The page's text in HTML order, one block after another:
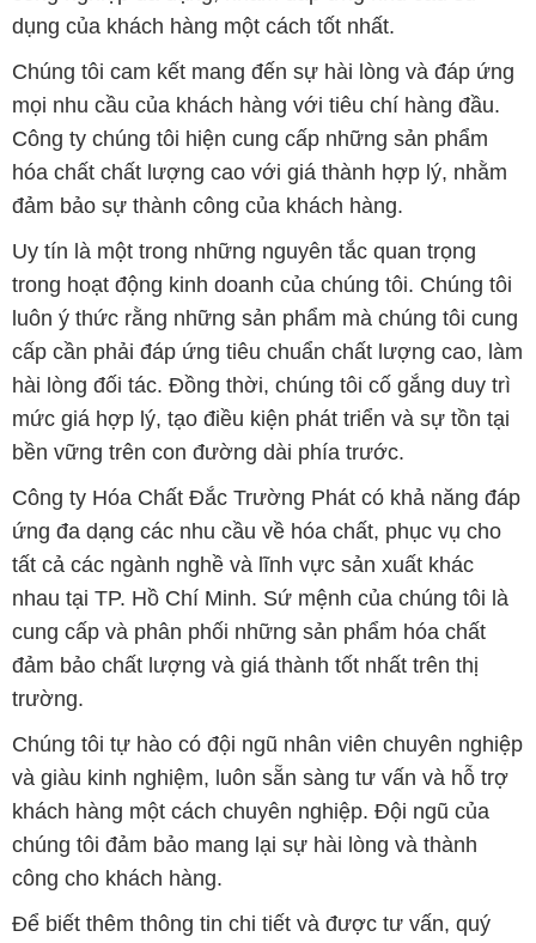
dụng của khách hàng một cách tốt nhất.
Chúng tôi cam kết mang đến sự hài lòng và đáp ứng
mọi nhu cầu của khách hàng với tiêu chí hàng đầu.
Công ty chúng tôi hiện cung cấp những sản phẩm
hóa chất chất lượng cao với giá thành hợp lý, nhằm
đảm bảo sự thành công của khách hàng.
Uy tín là một trong những nguyên tắc quan trọng
trong hoạt động kinh doanh của chúng tôi. Chúng tôi
luôn ý thức rằng những sản phẩm mà chúng tôi cung
cấp cần phải đáp ứng tiêu chuẩn chất lượng cao, làm
hài lòng đối tác. Đồng thời, chúng tôi cố gắng duy trì
mức giá hợp lý, tạo điều kiện phát triển và sự tồn tại
bền vững trên con đường dài phía trước.
Công ty Hóa Chất Đắc Trường Phát có khả năng đáp
ứng đa dạng các nhu cầu về hóa chất, phục vụ cho
tất cả các ngành nghề và lĩnh vực sản xuất khác
nhau tại TP. Hồ Chí Minh. Sứ mệnh của chúng tôi là
cung cấp và phân phối những sản phẩm hóa chất
đảm bảo chất lượng và giá thành tốt nhất trên thị
trường.
Chúng tôi tự hào có đội ngũ nhân viên chuyên nghiệp
và giàu kinh nghiệm, luôn sẵn sàng tư vấn và hỗ trợ
khách hàng một cách chuyên nghiệp. Đội ngũ của
chúng tôi đảm bảo mang lại sự hài lòng và thành
công cho khách hàng.
Để biết thêm thông tin chi tiết và được tư vấn, quý